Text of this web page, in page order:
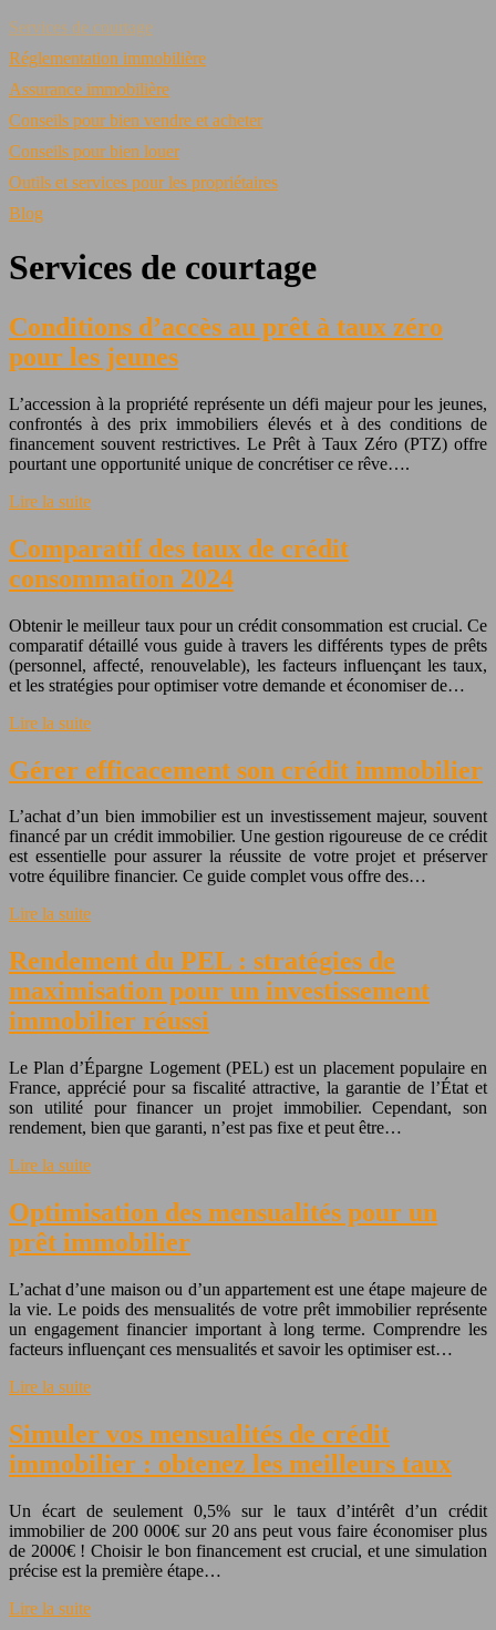
Services de courtage
Réglementation immobilière
Assurance immobilière
Conseils pour bien vendre et acheter
Conseils pour bien louer
Outils et services pour les propriétaires
Blog
Services de courtage
Conditions d’accès au prêt à taux zéro
pour les jeunes
L’accession à la propriété représente un défi majeur pour les jeunes,
confrontés à des prix immobiliers élevés et à des conditions de
financement souvent restrictives. Le Prêt à Taux Zéro (PTZ) offre
pourtant une opportunité unique de concrétiser ce rêve….
Lire la suite
Comparatif des taux de crédit
consommation 2024
Obtenir le meilleur taux pour un crédit consommation est crucial. Ce
comparatif détaillé vous guide à travers les différents types de prêts
(personnel, affecté, renouvelable), les facteurs influençant les taux,
et les stratégies pour optimiser votre demande et économiser de…
Lire la suite
Gérer efficacement son crédit immobilier
L’achat d’un bien immobilier est un investissement majeur, souvent
financé par un crédit immobilier. Une gestion rigoureuse de ce crédit
est essentielle pour assurer la réussite de votre projet et préserver
votre équilibre financier. Ce guide complet vous offre des…
Lire la suite
Rendement du PEL : stratégies de
maximisation pour un investissement
immobilier réussi
Le Plan d’Épargne Logement (PEL) est un placement populaire en
France, apprécié pour sa fiscalité attractive, la garantie de l’État et
son utilité pour financer un projet immobilier. Cependant, son
rendement, bien que garanti, n’est pas fixe et peut être…
Lire la suite
Optimisation des mensualités pour un
prêt immobilier
L’achat d’une maison ou d’un appartement est une étape majeure de
la vie. Le poids des mensualités de votre prêt immobilier représente
un engagement financier important à long terme. Comprendre les
facteurs influençant ces mensualités et savoir les optimiser est…
Lire la suite
Simuler vos mensualités de crédit
immobilier : obtenez les meilleurs taux
Un écart de seulement 0,5% sur le taux d’intérêt d’un crédit
immobilier de 200 000€ sur 20 ans peut vous faire économiser plus
de 2000€ ! Choisir le bon financement est crucial, et une simulation
précise est la première étape…
Lire la suite